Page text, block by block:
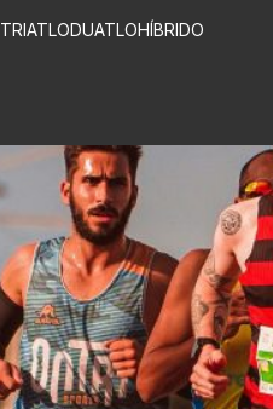
TRIATLODUATLOHÍBRIDO